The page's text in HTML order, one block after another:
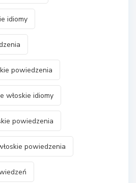
idiomy
powiedzenia
włoskie idiomy
powiedzenia
powiedzenia